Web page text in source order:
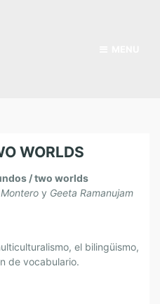
WORLDS
/ two worlds
y Geeta Ramanujam
el bilingüismo,
de vocabulario.